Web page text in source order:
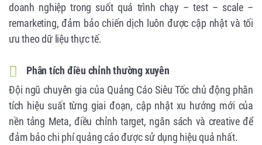
doanh nghiệp trong suốt quá trình chạy – test – scale –
remarketing, đảm bảo chiến dịch luôn được cập nhật và tối
ưu theo dữ liệu thực tế.
Phân tích điều chỉnh thường xuyên
Đội ngũ chuyên gia của Quảng Cáo Siêu Tốc chủ động phân
tích hiệu suất từng giai đoạn, cập nhật xu hướng mới của
nền tảng Meta, điều chỉnh target, ngân sách và creative để
đảm bảo chi phí quảng cáo được sử dụng hiệu quả nhất.